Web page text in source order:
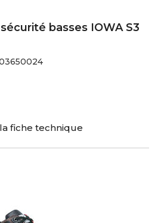
basses IOWA S3
fiche technique